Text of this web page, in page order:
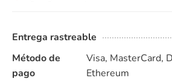
Entrega rastreable
Método de
pago
Visa, MasterCard,
Ethereum